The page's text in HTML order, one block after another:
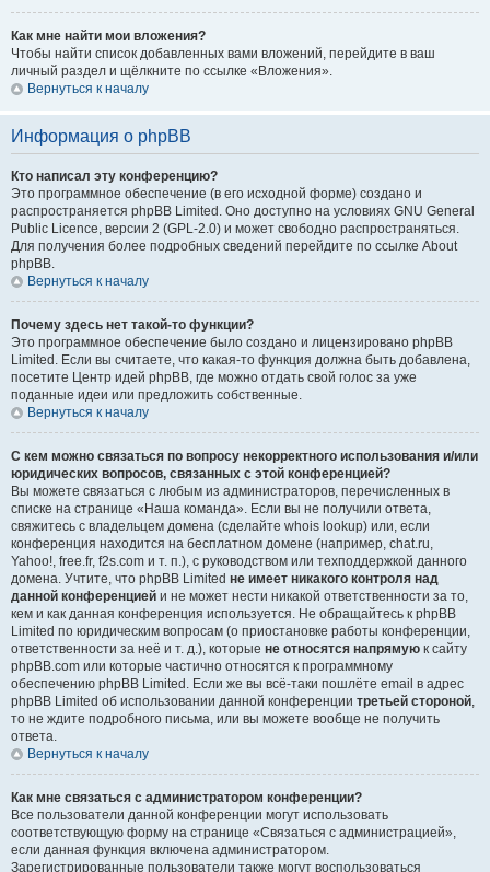
Как мне найти мои вложения?
Чтобы найти список добавленных вами вложений, перейдите в ваш
личный раздел и щёлкните по ссылке «Вложения».
Вернуться к началу
Информация о phpBB
Кто написал эту конференцию?
Это программное обеспечение (в его исходной форме) создано и
распространяется phpBB Limited. Оно доступно на условиях GNU General
Public Licence, версии 2 (GPL-2.0) и может свободно распространяться.
Для получения более подробных сведений перейдите по ссылке About
phpBB.
Вернуться к началу
Почему здесь нет такой-то функции?
Это программное обеспечение было создано и лицензировано phpBB
Limited. Если вы считаете, что какая-то функция должна быть добавлена,
посетите Центр идей phpBB, где можно отдать свой голос за уже
поданные идеи или предложить собственные.
Вернуться к началу
С кем можно связаться по вопросу некорректного использования и/или
юридических вопросов, связанных с этой конференцией?
Вы можете связаться с любым из администраторов, перечисленных в
списке на странице «Наша команда». Если вы не получили ответа,
свяжитесь с владельцем домена (сделайте whois lookup) или, если
конференция находится на бесплатном домене (например, chat.ru,
Yahoo!, free.fr, f2s.com и т. п.), с руководством или техподдержкой данного
домена. Учтите, что phpBB Limited не имеет никакого контроля над
данной конференцией и не может нести никакой ответственности за то,
кем и как данная конференция используется. Не обращайтесь к phpBB
Limited по юридическим вопросам (о приостановке работы конференции,
ответственности за неё и т. д.), которые не относятся напрямую к сайту
phpBB.com или которые частично относятся к программному
обеспечению phpBB Limited. Если же вы всё-таки пошлёте email в адрес
phpBB Limited об использовании данной конференции третьей стороной,
то не ждите подробного письма, или вы можете вообще не получить
ответа.
Вернуться к началу
Как мне связаться с администратором конференции?
Все пользователи данной конференции могут использовать
соответствующую форму на странице «Связаться с администрацией»,
если данная функция включена администратором.
Зарегистрированные пользователи также могут воспользоваться